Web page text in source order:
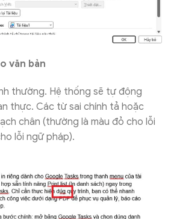
văn bản
thường. Hệ thống sẽ tự động
thực. Các từ sai chính tả hoặc
chân (thường là màu đỏ cho lỗi
lỗi ngữ pháp).